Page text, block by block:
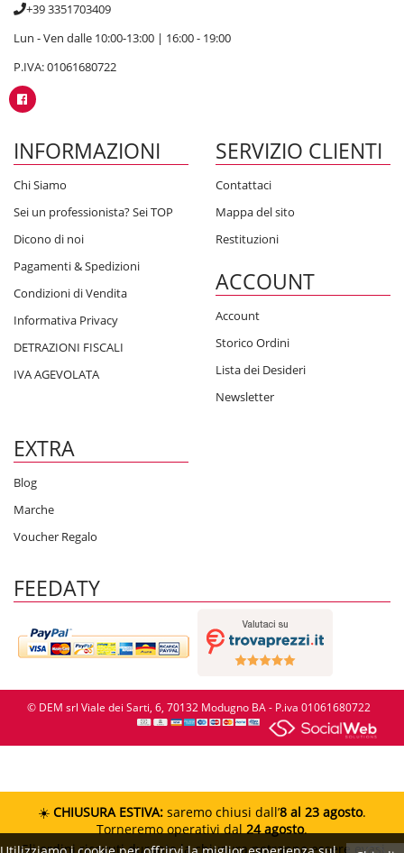
+39 3351703409
Lun - Ven dalle 10:00-13:00 | 16:00 - 19:00
P.IVA: 01061680722
INFORMAZIONI
Chi Siamo
Sei un professionista? Sei TOP
Dicono di noi
Pagamenti & Spedizioni
Condizioni di Vendita
Informativa Privacy
DETRAZIONI FISCALI
IVA AGEVOLATA
SERVIZIO CLIENTI
Contattaci
Mappa del sito
Restituzioni
ACCOUNT
Account
Storico Ordini
Lista dei Desideri
Newsletter
EXTRA
Blog
Marche
Voucher Regalo
FEEDATY
© DEM srl Viale dei Sarti, 6, 70132 Modugno BA - P.iva 01061680722
☀️ CHIUSURA ESTIVA: saremo chiusi dall’8 al 23 agosto.
Torneremo operativi dal24 agosto.
Gli ordini ricevuti durante la chiusura potranno essere evasi